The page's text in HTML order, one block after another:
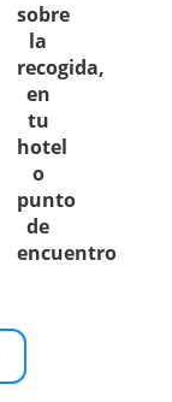
sobre
la
recogida,
en
tu
hotel
o
punto
de
encuentro